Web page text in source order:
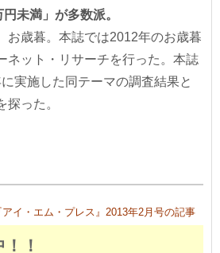
未満」が多数派。
お歳暮。本誌では2012年のお歳暮
ネット・リサーチを行った。本誌
実施した同テーマの調査結果と
探った。
アイ・エム・プレス』2013年2月号の記事
！